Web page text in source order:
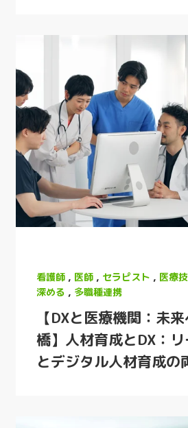
看護師 , 医師 , セラピスト , 医療
深める , 多職種連携
【DXと医療機関：未
橋】人材育成とDX：
とデジタル人材育成の